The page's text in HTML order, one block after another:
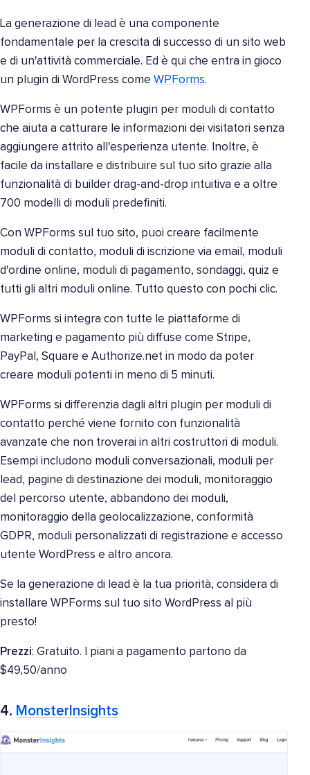
La generazione di lead è una componente
fondamentale per la crescita di successo di un sito web
e di un'attività commerciale. Ed è qui che entra in gioco
un plugin di WordPress come WPForms.
WPForms è un potente plugin per moduli di contatto
che aiuta a catturare le informazioni dei visitatori senza
aggiungere attrito all'esperienza utente. Inoltre, è
facile da installare e distribuire sul tuo sito grazie alla
funzionalità di builder drag-and-drop intuitiva e a oltre
700 modelli di moduli predefiniti.
Con WPForms sul tuo sito, puoi creare facilmente
moduli di contatto, moduli di iscrizione via email, moduli
d'ordine online, moduli di pagamento, sondaggi, quiz e
tutti gli altri moduli online. Tutto questo con pochi clic.
WPForms si integra con tutte le piattaforme di
marketing e pagamento più diffuse come Stripe,
PayPal, Square e Authorize.net in modo da poter
creare moduli potenti in meno di 5 minuti.
WPForms si differenzia dagli altri plugin per moduli di
contatto perché viene fornito con funzionalità
avanzate che non troverai in altri costruttori di moduli.
Esempi includono moduli conversazionali, moduli per
lead, pagine di destinazione dei moduli, monitoraggio
del percorso utente, abbandono dei moduli,
monitoraggio della geolocalizzazione, conformità
GDPR, moduli personalizzati di registrazione e accesso
utente WordPress e altro ancora.
Se la generazione di lead è la tua priorità, considera di
installare WPForms sul tuo sito WordPress al più
presto!
Prezzi: Gratuito. I piani a pagamento partono da
$49,50/anno
4. MonsterInsights